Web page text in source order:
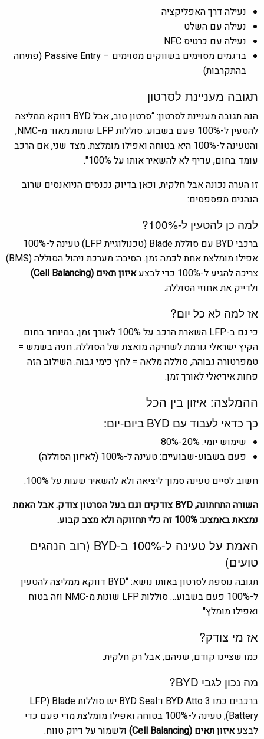
נעילה דרך האפליקציה
נעילה עם השלט
נעילה עם כרטיס NFC
בדגמים מסוימים בשווקים מסוימים – Passive Entry (פתיחה
בהתקרבות)
תגובה מעניינת לסרטון
הנה תגובה מעניינת לסרטון: “סרטון טוב, אבל BYD דווקא ממליצה
להטעין ל-100% פעם בשבוע. סוללות LFP שונות מאוד מ-NMC,
והטעינה ל-100% היא בטוחה ואפילו מומלצת. מצד שני, אם הרכב
עומד בחום, עדיף לא להשאיר אותו על 100%".
זו הערה נכונה אבל חלקית, וכאן בדיוק נכנסים הניואנסים שרוב
הנהגים מפספסים:
למה כן להטעין ל-100%?
ברכבי BYD עם סוללת Blade (טכנולוגיית LFP) טעינה ל-100%
אפילו מומלצת אחת לכמה זמן. הסיבה: מערכת ניהול הסוללה (BMS)
צריכה להגיע ל-100% כדי לבצע
איזון תאים (Cell Balancing)
ולדייק את אחוזי הסוללה.
אז למה לא כל יום?
כי גם ב-LFP השארת הרכב על 100% לאורך זמן, במיוחד בחום
הקיץ ישראלי גורמת לשחיקה מואצת של הסוללה. חניה בשמש =
טמפרטורה גבוהה, סוללה מלאה = לחץ כימי גבוה. השילוב הזה
פחות אידיאלי לאורך זמן.
ההמלצה: איזון בין הכל
כך כדאי לעבוד עם BYD ביום-יום:
שימוש יומי: 20%-80%
פעם בשבוע-שבועיים: טעינה ל-100% (לאיזון הסוללה)
חשוב לסיים טעינה סמוך ליציאה ולא להשאיר שעות על 100%.
השורה התחתונה, BYD צודקים וגם בעל הסרטון צודק. אבל האמת
נמצאת באמצע: 100% זה כלי תחזוקה ולא מצב קבוע.
האמת על טעינה ל-100% ב-BYD (רוב הנהגים
טועים)
תגובה נוספת לסרטון באותו נושא: “BYD דווקא ממליצה להטעין
ל-100% פעם בשבוע… סוללות LFP שונות מ-NMC וזה בטוח
ואפילו מומלץ".
אז מי צודק?
כמו שציינו קודם, שניהם, אבל רק חלקית.
מה נכון לגבי BYD?
ברכבים כמוBYD Atto 3ו־ BYD Seal
יש סוללות LFP) Blade
Battery), טעינה ל-100% בטוחה ואפילו מומלצת מדי פעם כדי
לבצעאיזון תאים (Cell Balancing) ולשמור על דיוק טווח.